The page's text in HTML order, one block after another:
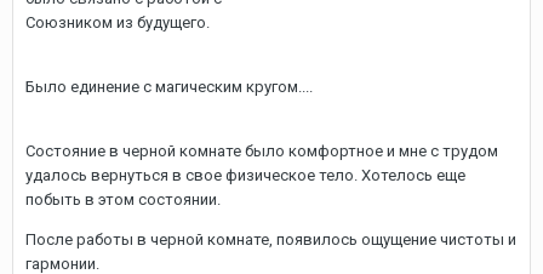
Союзником из будущего.
Было единение с магическим кругом....
Состояние в черной комнате было комфортное и мне с трудом
удалось вернуться в свое физическое тело. Хотелось еще
побыть в этом состоянии.
После работы в черной комнате, появилось ощущение чистоты и
гармонии.